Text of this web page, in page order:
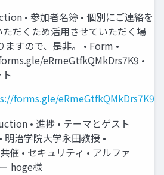
• 参加者名簿 • 個別にご連絡を
ただくため活用させていただく場
ますので、是非。 • Form •
eRmeGtfkQMkDrs7K9 •
forms.gle/eRmeGtfkQMkDrs7K9
• 進捗 • テーマとゲスト
明治学院大学永田教授 •
催 • セキュリティ • アルファ
hoge様